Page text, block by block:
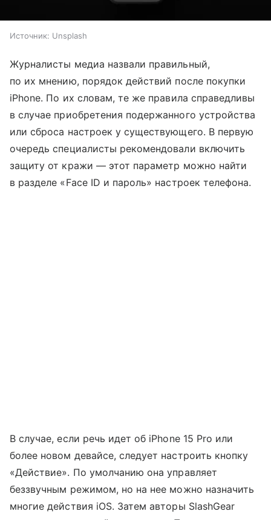
Источник: Unsplash
Журналисты медиа назвали правильный,
по их мнению, порядок действий после покупки
iPhone. По их словам, те же правила справедливы
в случае приобретения подержанного устройства
или сброса настроек у существующего. В первую
очередь специалисты рекомендовали включить
защиту от кражи — этот параметр можно найти
в разделе «Face ID и пароль» настроек телефона.
В случае, если речь идет об iPhone 15 Pro или
более новом девайсе, следует настроить кнопку
«Действие». По умолчанию она управляет
беззвучным режимом, но на нее можно назначить
многие действия iOS. Затем авторы SlashGear